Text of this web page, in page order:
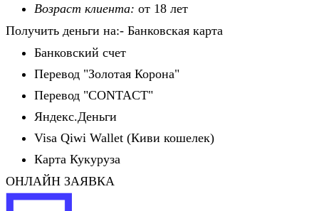
Возраст клиента: от 18 лет
Получить деньги на:- Банковская карта
Банковский счет
Перевод "Золотая Корона"
Перевод "CONTACT"
Яндекс.Деньги
Visa Qiwi Wallet (Киви кошелек)
Карта Кукуруза
ОНЛАЙН ЗАЯВКА